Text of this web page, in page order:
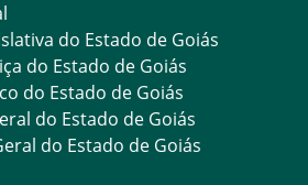
do Estado de Goiás
do Estado de Goiás
do Estado de Goiás
do Estado de Goiás
do Estado de Goiás